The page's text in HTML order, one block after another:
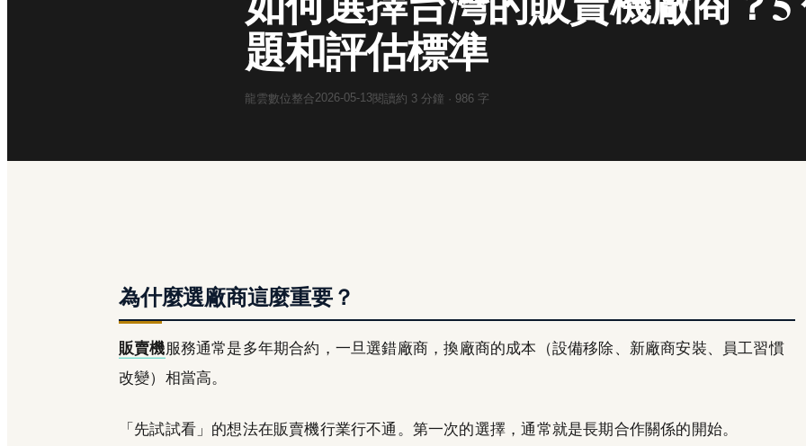
題和評估標準
龍雲數位整合2026-05-13閱讀約 3 分鐘 · 986 字
為什麼選廠商這麼重要？
販賣機服務通常是多年期合約，一旦選錯廠商，換廠商的成本（設備移除、新廠商安裝、員工習慣
改變）相當高。
「先試試看」的想法在販賣機行業行不通。第一次的選擇，通常就是長期合作關係的開始。